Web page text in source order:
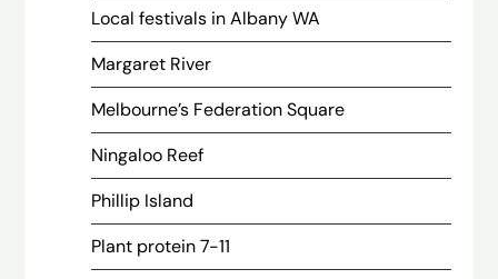
Local festivals in Albany WA
Margaret River
Melbourne’s Federation Square
Ningaloo Reef
Phillip Island
Plant protein 7-11